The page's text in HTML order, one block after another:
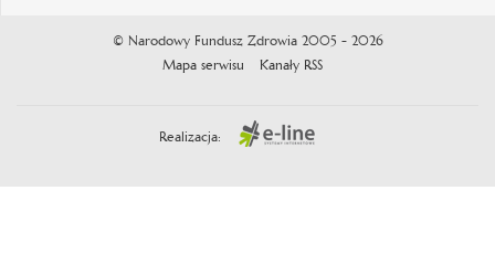
© Narodowy Fundusz Zdrowia 2005 - 2026
Mapa serwisu
Kanały RSS
Realizacja: